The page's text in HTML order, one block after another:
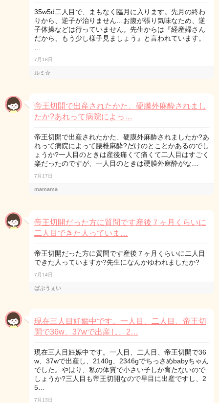
35w5d二人目で、まもなく臨月に入ります。先月の終わ
りから、逆子が治りません…お腹が張り気味なため、逆
子体操などは行っていません。先生からは『経産婦さん
だから、もう少し様子見ましょう』と言われています。
7月18日
ルミ☆
帝王切開で出産されたかた、硬膜外麻酔されまし
たか?あれって病院によっ…
帝王切開で出産されたかた、硬膜外麻酔されましたか?あ
れって病院によって腰椎麻酔?だけのとことかあるのでし
ょうか?一人目のときは産後痛くて痛くて二人目はすごく
楽だったのですが、一人目のときは硬膜外麻酔がな…
7月17日
mamama
帝王切開だった方に質問です産後７ヶ月くらいに
二人目できた人っていま…
帝王切開だった方に質問です産後７ヶ月くらいに二人目
できた人っていますか?先生になんかゆわれましたか?
7月14日
ばぶうぇい
現在三人目妊娠中です。一人目、二人目、帝王切
開で36w、37wで出産し、2…
現在三人目妊娠中です。一人目、二人目、帝王切開で36
w、37wで出産し、2140g、2346gでちっさめbabyちゃん
でした。やはり、私の体質で小さい子しか育たないので
しょうか?三人目も帝王切開なので早目に出産ですし、2
5…
7月13日